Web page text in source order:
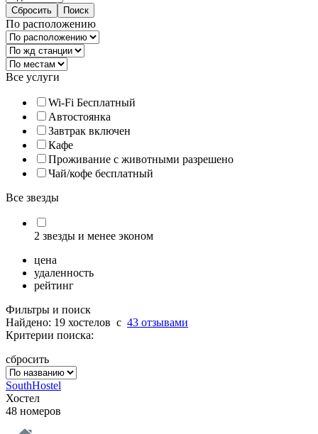
По расположению
Все услуги
Wi-Fi Бесплатный
Автостоянка
Завтрак включен
Кафе
Проживание с животными разрешено
Чай/кофе бесплатный
Все звезды
2 звезды и менее эконом
цена
удаленность
рейтинг
Фильтры и поиск
Найдено: 19 хостелов c 43 отзывами
Критерии поиска:
сбросить
SouthHostel
Хостел
48 номеров